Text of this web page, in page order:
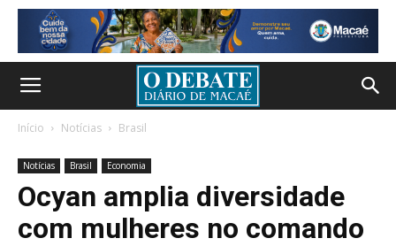
Início Notícias Brasil
Notícias Brasil Economia
Ocyan amplia diversidade
com mulheres no comando